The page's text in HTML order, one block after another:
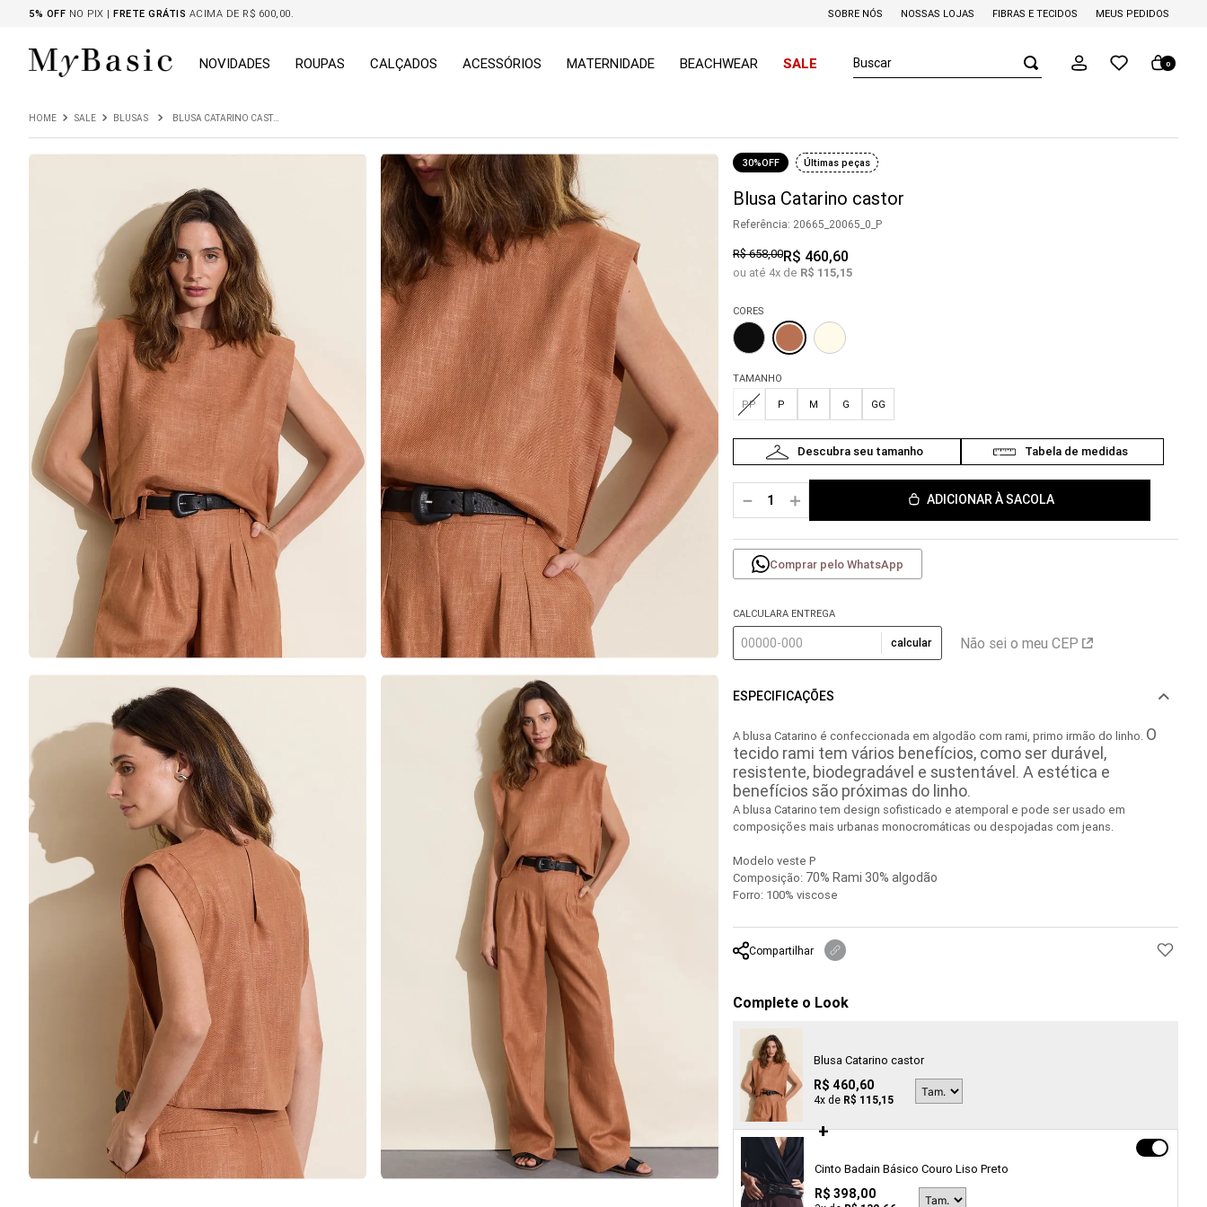
5% OFF NO PIX | FRETE GRÁTIS ACIMA DE R$ 600,00. SOBRE NÓS NOSSAS LOJAS FIBRAS E TECIDOS MEUS PEDIDOS
NOVIDADES ROUPAS CALÇADOS ACESSÓRIOS MATERNIDADE BEACHWEAR SALE Buscar 0
SALE BLUSAS BLUSA CATARINO CASTOR
30%OFF Últimas peças
Blusa Catarino castor
Referência: 20665_20065_0_P
R$658,00R$ 460,60
ou até 4x de R$ 115,15
CORES
TAMANHO
PP P M G GG
＋
－ ADICIONAR À SACOLA
Comprar pelo WhatsApp
CALCULARA ENTREGA
calcular Não sei o meu CEP
ESPECIFICAÇÕES
A blusa Catarino é confeccionada em algodão com rami, primo irmão do linho. O
tecido rami tem vários benefícios, como ser durável,
resistente, biodegradável e sustentável. A estética e
benefícios são próximas do linho.
A blusa Catarino tem design sofisticado e atemporal e pode ser usado em
composições mais urbanas monocromáticas ou despojadas com jeans.
Modelo veste P
Composição: 70% Rami 30% algodão
Forro: 100% viscose
Compartilhar
Complete o Look
Blusa Catarino castor
R$ 460,60
4x de R$ 115,15
Cinto Badain Básico Couro Liso Preto
R$ 398,00